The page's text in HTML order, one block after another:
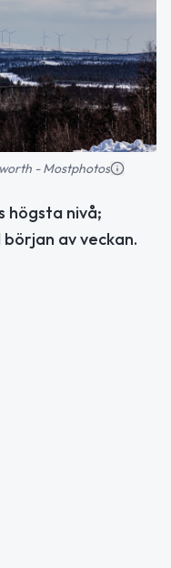
- Mostphotos
högsta nivå;
av veckan.